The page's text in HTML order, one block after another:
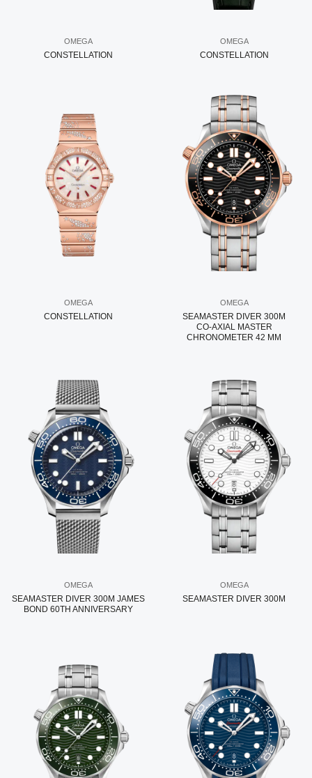
OMEGA
CONSTELLATION
OMEGA
CONSTELLATION
OMEGA
CONSTELLATION
OMEGA
SEAMASTER DIVER 300M
CO‑AXIAL MASTER
CHRONOMETER 42 MM
OMEGA
SEAMASTER DIVER 300M JAMES
BOND 60TH ANNIVERSARY
OMEGA
SEAMASTER DIVER 300M